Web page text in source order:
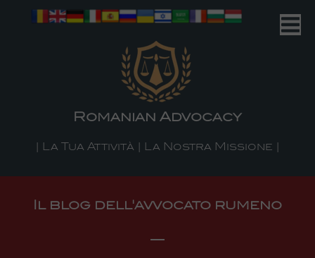
Il blog dell'avvocato rumeno
Romanian Advocacy
| La Tua Attività | La Nostra Missione |
Romanian Advocacy
| Your Business | Our Mission |